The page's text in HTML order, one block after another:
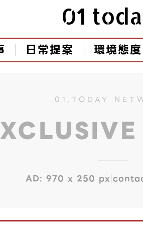
01
日常提案 環境態度
01.TODAY
AD: 970 x 250 px|